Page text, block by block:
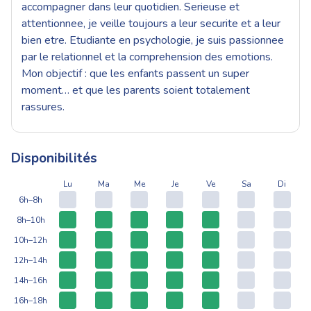
accompagner dans leur quotidien. Serieuse et
attentionnee, je veille toujours a leur securite et a leur
bien etre. Etudiante en psychologie, je suis passionnee
par le relationnel et la comprehension des emotions.
Mon objectif : que les enfants passent un super
moment… et que les parents soient totalement
rassures.
Disponibilités
Lu Ma Me Je Ve Sa
Di
6h–8h
8h–10h
10h–12h
12h–14h
14h–16h
16h–18h